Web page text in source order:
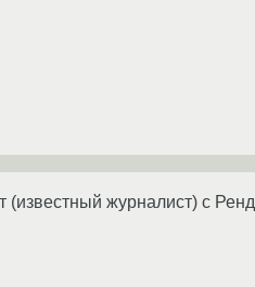
(известный журналист) с